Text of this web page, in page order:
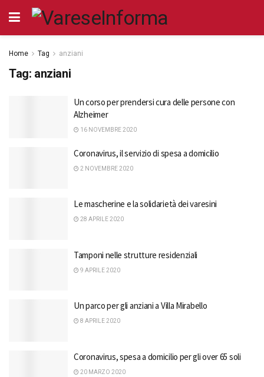
Home Tag anziani
Tag: anziani
Un corso per prendersi cura delle persone con
Alzheimer
16 NOVEMBRE 2020
Coronavirus, il servizio di spesa a domicilio
2 NOVEMBRE 2020
Le mascherine e la solidarietà dei varesini
28 APRILE 2020
Tamponi nelle strutture residenziali
9 APRILE 2020
Un parco per gli anziani a Villa Mirabello
8 APRILE 2020
Coronavirus, spesa a domicilio per gli over 65 soli
20 MARZO 2020